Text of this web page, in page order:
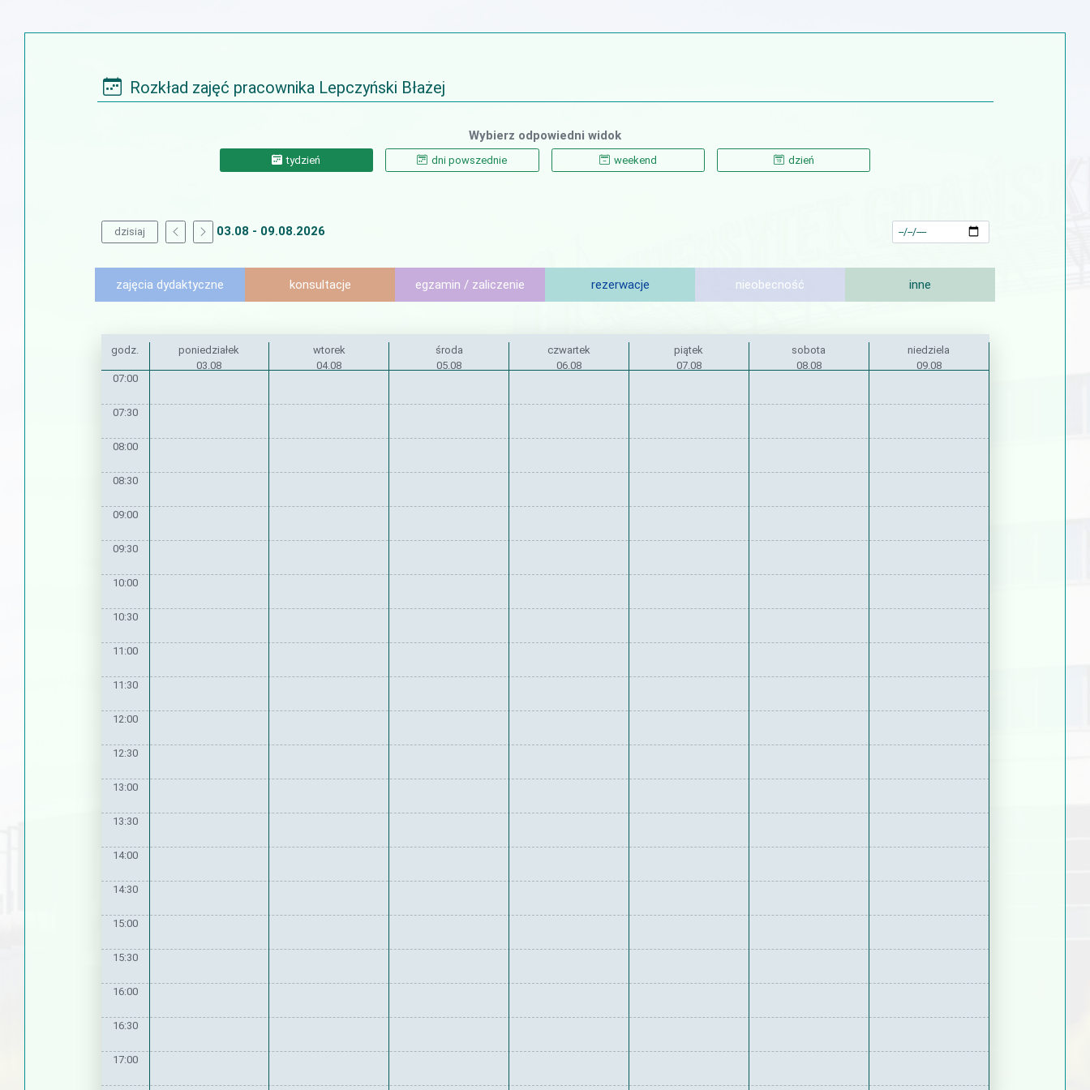
Rozkład zajęć pracownika Lepczyński Błażej
Wybierz odpowiedni widok
tydzień dni powszednie weekend dzień
dzisiaj 03.08 - 09.08.2026
zajęcia dydaktyczne konsultacje egzamin / zaliczenie rezerwacje nieobecność inne
godz.
poniedziałek
03.08
wtorek
04.08
środa
05.08
czwartek
06.08
piątek
07.08
sobota
08.08
niedziela
09.08
07:00
07:30
08:00
08:30
09:00
09:30
10:00
10:30
11:00
11:30
12:00
12:30
13:00
13:30
14:00
14:30
15:00
15:30
16:00
16:30
17:00